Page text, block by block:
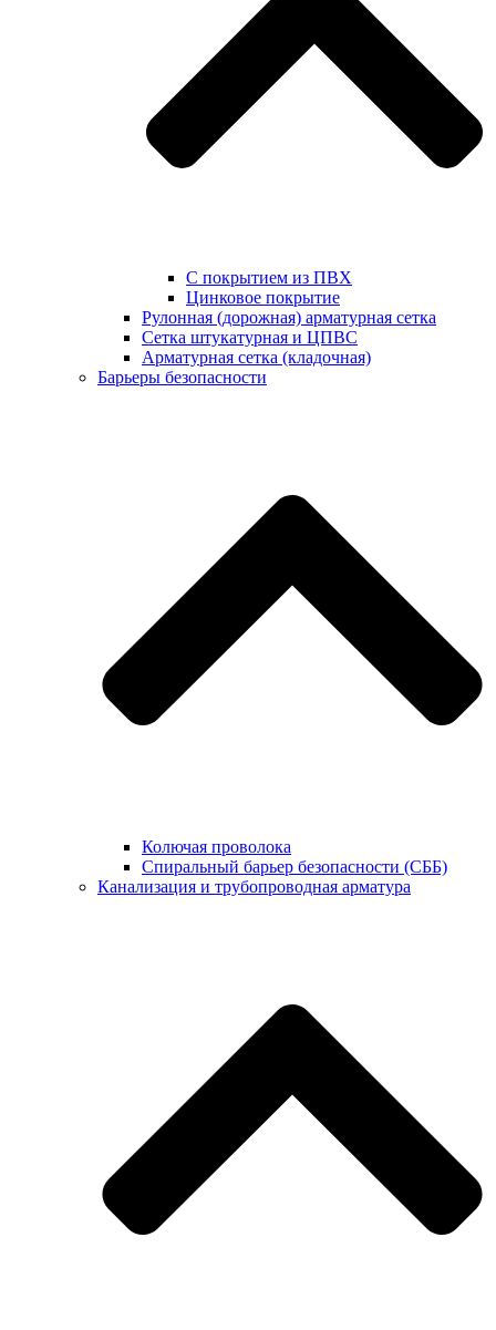
С покрытием из ПВХ
Цинковое покрытие
Рулонная (дорожная) арматурная сетка
Сетка штукатурная и ЦПВС
Арматурная сетка (кладочная)
Барьеры безопасности
Колючая проволока
Спиральный барьер безопасности (СББ)
Канализация и трубопроводная арматура